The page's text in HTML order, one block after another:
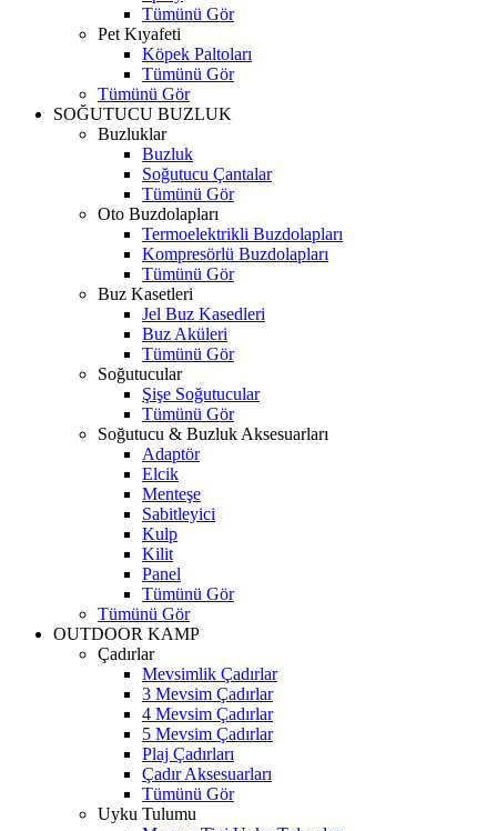
Tümünü Gör
Pet Kıyafeti
Köpek Paltoları
Tümünü Gör
Tümünü Gör
SOĞUTUCU BUZLUK
Buzluklar
Buzluk
Soğutucu Çantalar
Tümünü Gör
Oto Buzdolapları
Termoelektrikli Buzdolapları
Kompresörlü Buzdolapları
Tümünü Gör
Buz Kasetleri
Jel Buz Kasedleri
Buz Aküleri
Tümünü Gör
Soğutucular
Şişe Soğutucular
Tümünü Gör
Soğutucu & Buzluk Aksesuarları
Adaptör
Elcik
Menteşe
Sabitleyici
Kulp
Kilit
Panel
Tümünü Gör
Tümünü Gör
OUTDOOR KAMP
Çadırlar
Mevsimlik Çadırlar
3 Mevsim Çadırlar
4 Mevsim Çadırlar
5 Mevsim Çadırlar
Plaj Çadırları
Çadır Aksesuarları
Tümünü Gör
Uyku Tulumu